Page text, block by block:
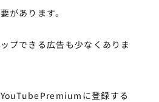
があります。
プできる広告も少なくありま
に登録する